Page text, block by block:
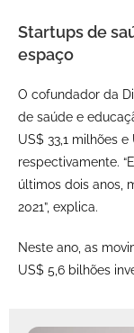
Startups de
espaço
O cofundador da
de saúde e
US$ 33,1 milhões e
respectivamente.
últimos dois anos,
2021”, explica.
Neste ano, as
US$ 5,6 bilhões